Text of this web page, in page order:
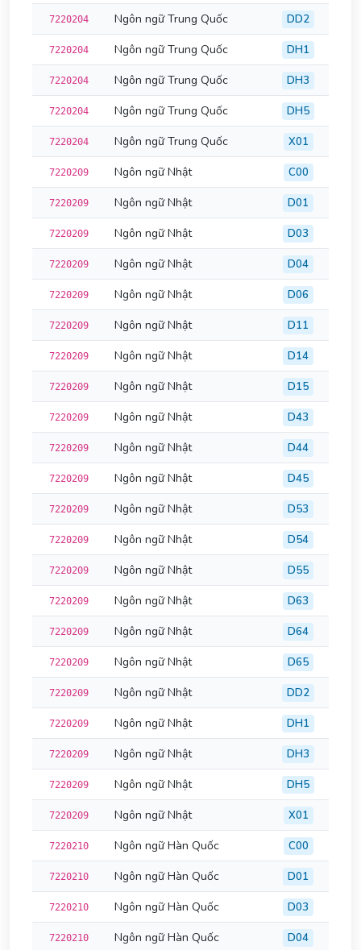
7220204 Ngôn ngữ Trung Quốc DD2
7220204 Ngôn ngữ Trung Quốc DH1
7220204 Ngôn ngữ Trung Quốc DH3
7220204 Ngôn ngữ Trung Quốc DH5
7220204 Ngôn ngữ Trung Quốc X01
7220209 Ngôn ngữ Nhật C00
7220209 Ngôn ngữ Nhật D01
7220209 Ngôn ngữ Nhật D03
7220209 Ngôn ngữ Nhật D04
7220209 Ngôn ngữ Nhật D06
7220209 Ngôn ngữ Nhật D11
7220209 Ngôn ngữ Nhật D14
7220209 Ngôn ngữ Nhật D15
7220209 Ngôn ngữ Nhật D43
7220209 Ngôn ngữ Nhật D44
7220209 Ngôn ngữ Nhật D45
7220209 Ngôn ngữ Nhật D53
7220209 Ngôn ngữ Nhật D54
7220209 Ngôn ngữ Nhật D55
7220209 Ngôn ngữ Nhật D63
7220209 Ngôn ngữ Nhật D64
7220209 Ngôn ngữ Nhật D65
7220209 Ngôn ngữ Nhật DD2
7220209 Ngôn ngữ Nhật DH1
7220209 Ngôn ngữ Nhật DH3
7220209 Ngôn ngữ Nhật DH5
7220209 Ngôn ngữ Nhật X01
7220210 Ngôn ngữ Hàn Quốc C00
7220210 Ngôn ngữ Hàn Quốc D01
7220210 Ngôn ngữ Hàn Quốc D03
7220210 Ngôn ngữ Hàn Quốc D04